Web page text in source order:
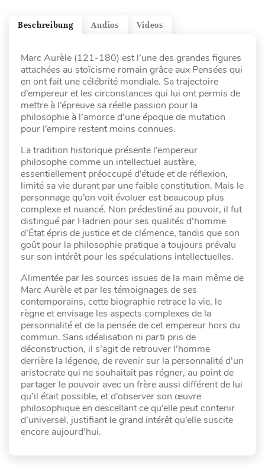
Videos
Audios
Beschreibung
Marc Aurèle (121-180) est l’une des grandes figures
attachées au stoïcisme romain grâce aux Pensées qui
en ont fait une célébrité mondiale. Sa trajectoire
d’empereur et les circonstances qui lui ont permis de
mettre à l’épreuve sa réelle passion pour la
philosophie à l’amorce d’une époque de mutation
pour l’empire restent moins connues.
La tradition historique présente l’empereur
philosophe comme un intellectuel austère,
essentiellement préoccupé d’étude et de réflexion,
limité sa vie durant par une faible constitution. Mais le
personnage qu’on voit évoluer est beaucoup plus
complexe et nuancé. Non prédestiné au pouvoir, il fut
distingué par Hadrien pour ses qualités d’homme
d’État épris de justice et de clémence, tandis que son
goût pour la philosophie pratique a toujours prévalu
sur son intérêt pour les spéculations intellectuelles.
Alimentée par les sources issues de la main même de
Marc Aurèle et par les témoignages de ses
contemporains, cette biographie retrace la vie, le
règne et envisage les aspects complexes de la
personnalité et de la pensée de cet empereur hors du
commun. Sans idéalisation ni parti pris de
déconstruction, il s’agit de retrouver l’homme
derrière la légende, de revenir sur la personnalité d’un
aristocrate qui ne souhaitait pas régner, au point de
partager le pouvoir avec un frère aussi différent de lui
qu’il était possible, et d’observer son œuvre
philosophique en descellant ce qu’elle peut contenir
d’universel, justifiant le grand intérêt qu’elle suscite
encore aujourd’hui.